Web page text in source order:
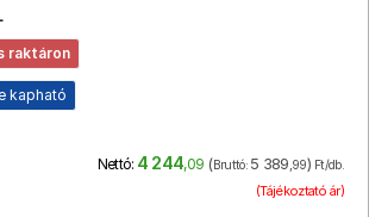
raktáron
kapható
Nettó: 4 244,09 (Bruttó: 5 389,99) Ft/db.
(Tájékoztató ár)